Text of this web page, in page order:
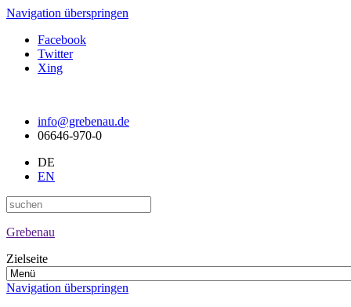
Navigation überspringen
Facebook
Twitter
Xing
info@grebenau.de
06646-970-0
DE
EN
Grebenau
Zielseite
Navigation überspringen